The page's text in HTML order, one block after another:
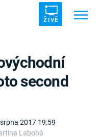
ŽIVĚ
2017 19:59
Labohá
second